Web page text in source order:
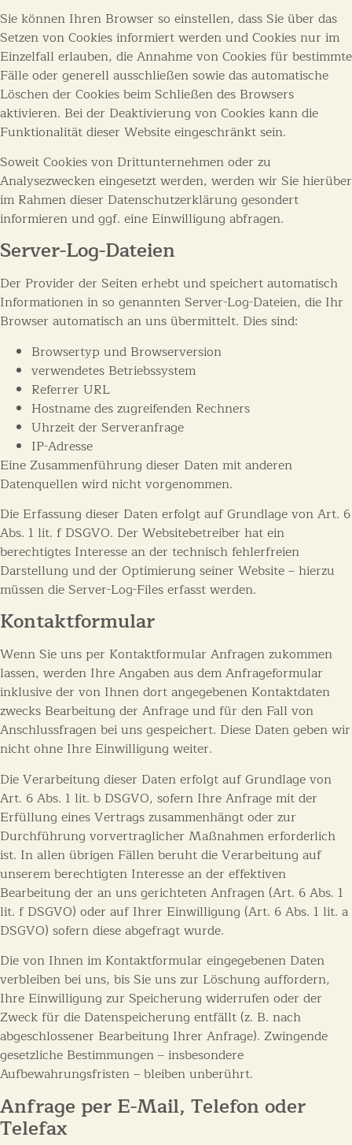
Sie können Ihren Browser so einstellen, dass Sie über das
Setzen von Cookies informiert werden und Cookies nur im
Einzelfall erlauben, die Annahme von Cookies für bestimmte
Fälle oder generell ausschließen sowie das automatische
Löschen der Cookies beim Schließen des Browsers
aktivieren. Bei der Deaktivierung von Cookies kann die
Funktionalität dieser Website eingeschränkt sein.
Soweit Cookies von Drittunternehmen oder zu
Analysezwecken eingesetzt werden, werden wir Sie hierüber
im Rahmen dieser Datenschutzerklärung gesondert
informieren und ggf. eine Einwilligung abfragen.
Server-Log-Dateien
Der Provider der Seiten erhebt und speichert automatisch
Informationen in so genannten Server-Log-Dateien, die Ihr
Browser automatisch an uns übermittelt. Dies sind:
Browsertyp und Browserversion
verwendetes Betriebssystem
Referrer URL
Hostname des zugreifenden Rechners
Uhrzeit der Serveranfrage
IP-Adresse
Eine Zusammenführung dieser Daten mit anderen
Datenquellen wird nicht vorgenommen.
Die Erfassung dieser Daten erfolgt auf Grundlage von Art. 6
Abs. 1 lit. f DSGVO. Der Websitebetreiber hat ein
berechtigtes Interesse an der technisch fehlerfreien
Darstellung und der Optimierung seiner Website – hierzu
müssen die Server-Log-Files erfasst werden.
Kontaktformular
Wenn Sie uns per Kontaktformular Anfragen zukommen
lassen, werden Ihre Angaben aus dem Anfrageformular
inklusive der von Ihnen dort angegebenen Kontaktdaten
zwecks Bearbeitung der Anfrage und für den Fall von
Anschlussfragen bei uns gespeichert. Diese Daten geben wir
nicht ohne Ihre Einwilligung weiter.
Die Verarbeitung dieser Daten erfolgt auf Grundlage von
Art. 6 Abs. 1 lit. b DSGVO, sofern Ihre Anfrage mit der
Erfüllung eines Vertrags zusammenhängt oder zur
Durchführung vorvertraglicher Maßnahmen erforderlich
ist. In allen übrigen Fällen beruht die Verarbeitung auf
unserem berechtigten Interesse an der effektiven
Bearbeitung der an uns gerichteten Anfragen (Art. 6 Abs. 1
lit. f DSGVO) oder auf Ihrer Einwilligung (Art. 6 Abs. 1 lit. a
DSGVO) sofern diese abgefragt wurde.
Die von Ihnen im Kontaktformular eingegebenen Daten
verbleiben bei uns, bis Sie uns zur Löschung auffordern,
Ihre Einwilligung zur Speicherung widerrufen oder der
Zweck für die Datenspeicherung entfällt (z. B. nach
abgeschlossener Bearbeitung Ihrer Anfrage). Zwingende
gesetzliche Bestimmungen – insbesondere
Aufbewahrungsfristen – bleiben unberührt.
Anfrage per E-Mail, Telefon oder
Telefax